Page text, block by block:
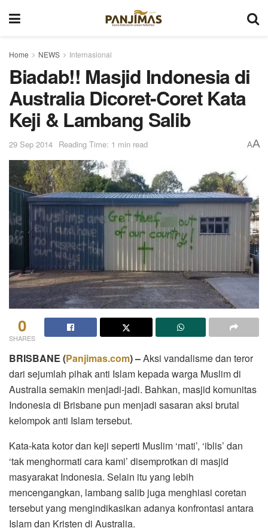
Home NEWS Internasional
Biadab!! Masjid Indonesia di
Australia Dicoret-Coret Kata
Keji & Lambang Salib
29 Sep 2014 Reading Time: 1 min read AA
0
SHARES
BRISBANE (Panjimas.com) –Aksi vandalisme dan teror
dari sejumlah pihak anti Islam kepada warga Muslim di
Australia semakin menjadi-jadi. Bahkan, masjid komunitas
Indonesia di Brisbane pun menjadi sasaran aksi brutal
kelompok anti Islam tersebut.
Kata-kata kotor dan keji seperti Muslim ‘mati’, ‘iblis’ dan
‘tak menghormati cara kami’ disemprotkan di masjid
masyarakat Indonesia. Selain itu yang lebih
mencengangkan, lambang salib juga menghiasi coretan
tersebut yang mengindikasikan adanya konfrontasi antara
Islam dan Kristen di Australia.